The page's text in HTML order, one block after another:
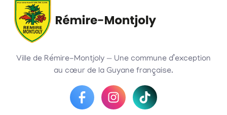
Ville de Rémire-Montjoly — Une commune d’exception
au cœur de la Guyane française.